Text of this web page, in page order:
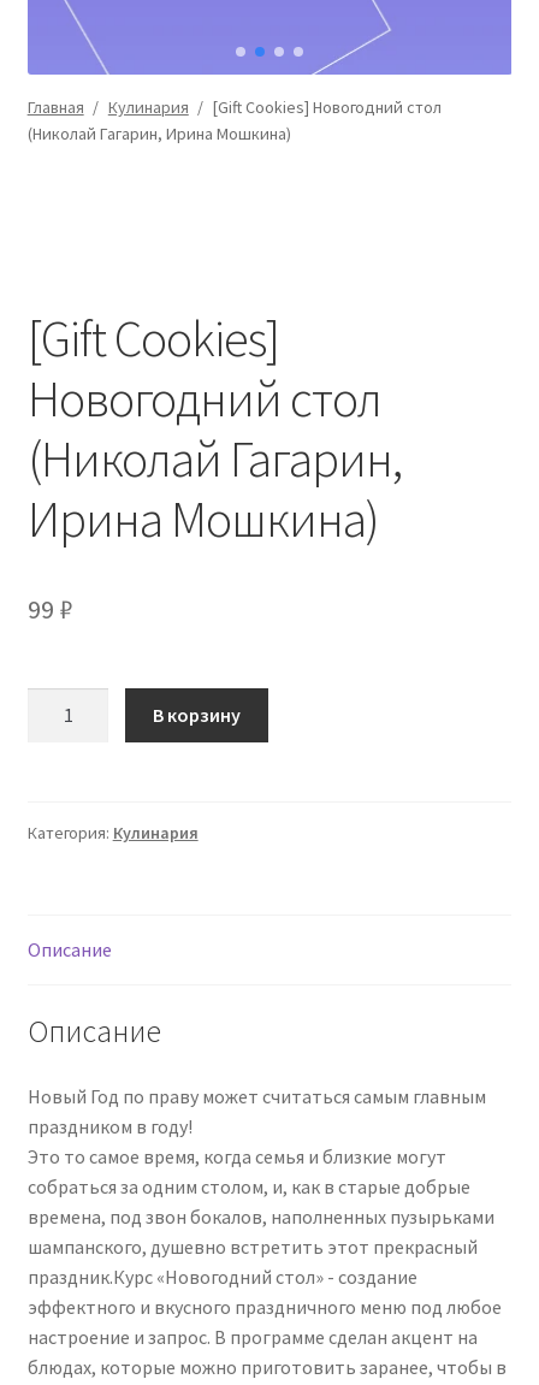
Главная / Кулинария / [Gift Cookies] Новогодний стол
(Николай Гагарин, Ирина Мошкина)
[Gift Cookies]
Новогодний стол
(Николай Гагарин,
Ирина Мошкина)
99 ₽
Ирина
В корзину
Категория: Кулинария
Описание
Описание
Новый Год по праву может считаться самым главным
праздником в году!
Это то самое время, когда семья и близкие могут
собраться за одним столом, и, как в старые добрые
времена, под звон бокалов, наполненных пузырьками
шампанского, душевно встретить этот прекрасный
праздник.Курс «Новогодний стол» - создание
эффектного и вкусного праздничного меню под любое
настроение и запрос. В программе сделан акцент на
блюдах, которые можно приготовить заранее, чтобы в